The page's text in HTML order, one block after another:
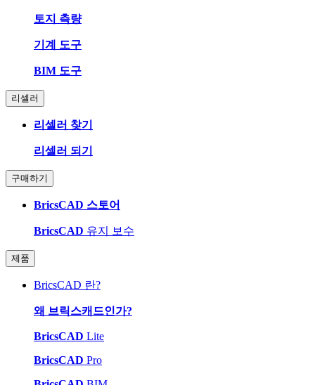
토지 측량
기계 도구
BIM 도구
리셀러
리셀러 찾기
리셀러 되기
구매하기
BricsCAD 스토어
BricsCAD 유지 보수
제품
BricsCAD 란?
왜 브릭스캐드인가?
BricsCAD Lite
BricsCAD Pro